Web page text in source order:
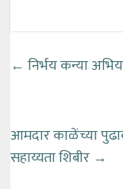
← निर्भय कन्या
आमदार काळेंच्या
सहाय्यता शिबीर →